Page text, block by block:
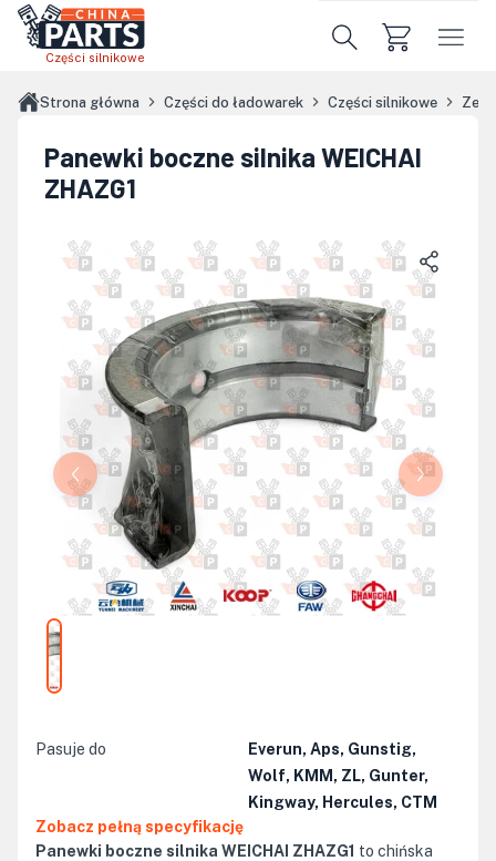
Przejdź do treści głównej
Części silnikowe
Strona główna Części do ładowarek Części silnikowe
Panewki boczne silnika WEICHAI
ZHAZG1
Pasuje do
Everun, Aps, Gunstig,
Wolf, KMM, ZL, Gunter,
Kingway, Hercules, CTM
Zobacz pełną specyfikację
Panewki boczne silnika WEICHAI ZHAZG1 to chińska